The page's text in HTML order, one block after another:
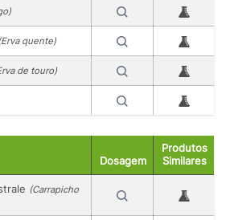
(Erva quente)
de touro)
Dosagem
Produtos
Similares
(Carrapicho